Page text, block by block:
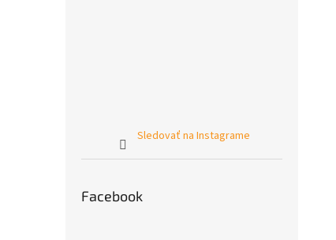
Sledovať na Instagrame
Facebook